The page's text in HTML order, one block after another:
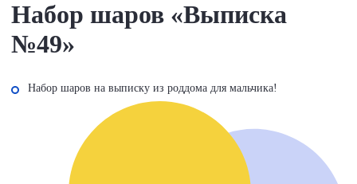
Набор шаров «Выписка
№49»
Набор шаров на выписку из роддома для мальчика!